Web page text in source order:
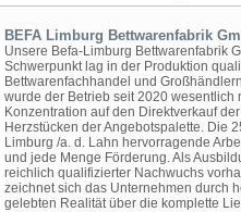
BEFA Limburg Bettwarenfabrik
Unsere Befa-Limburg Bettwarenfabrik
Schwerpunkt lag in der Produktion
Bettwarenfachhandel und
wurde der Betrieb seit 2020
Konzentration auf den Direktverkauf
Herzstücken der Angebotspalette. Die
Limburg /a. d. Lahn hervorragende
und jede Menge Förderung. Als
reichlich qualifizierter Nachwuchs
zeichnet sich das Unternehmen durch
gelebten Realität über die komplette